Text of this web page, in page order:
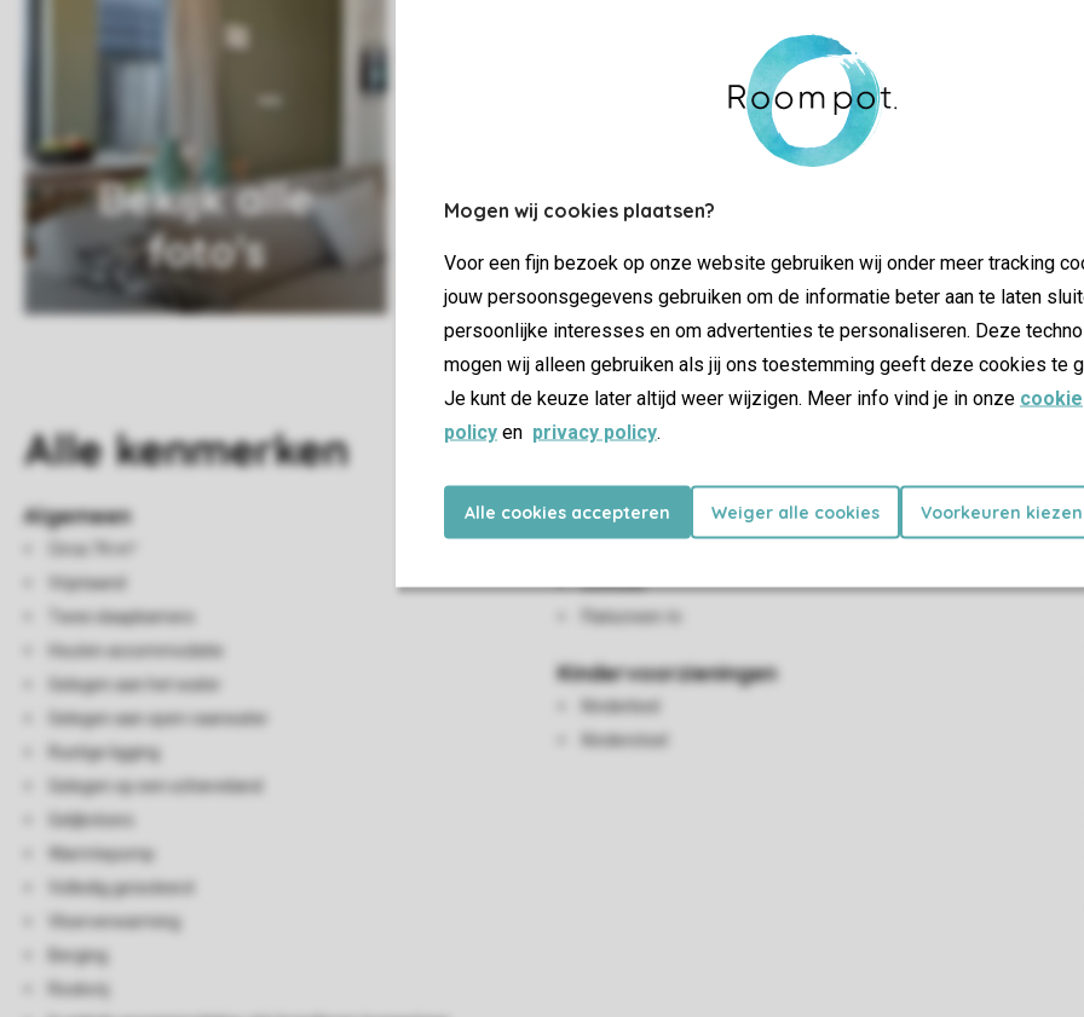
Mogen wij cookies plaatsen?
Voor een fijn bezoek op onze website gebruiken wij onder meer tracking
jouw persoonsgegevens gebruiken om de informatie beter aan te laten
persoonlijke interesses en om advertenties te personaliseren. Deze
mogen wij alleen gebruiken als jij ons toestemming geeft deze cookies te
Je kunt de keuze later altijd weer wijzigen. Meer info vind je in onze cookie
policy en privacy policy.
Alle cookies accepteren Weiger alle cookies Voorkeuren kiezen
Bekijk alle
foto's
Allekenmerken
Algemeen
Circa 74 m²
Vrijstaand
Twee slaapkamers
Houten accommodatie
Gelegen aan het water
Gelegen aan open vaarwater
Rustige ligging
Gelegen op een schiereiland
Gelijkvloers
Warmtepomp
Volledig geïsoleerd
Vloerverwarming
Berging
Rookvrij
Woon-/eetkamer
Eethoek
Flatscreen-tv
Kindervoorzieningen
Kinderbed
Kinderstoel